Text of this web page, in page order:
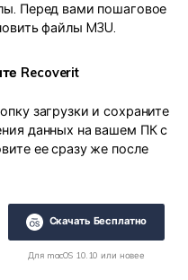
Перед вами пошаговое
файлы M3U.
Recoverit
загрузки и сохраните
данных на вашем ПК с
ее сразу же после
Скачать Бесплатно
Для macOS 10.10 или новее